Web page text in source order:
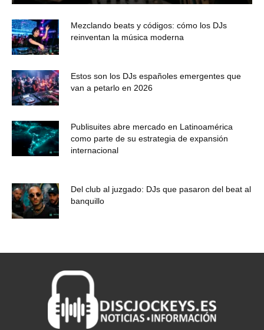
Mezclando beats y códigos: cómo los DJs
reinventan la música moderna
Estos son los DJs españoles emergentes que
van a petarlo en 2026
Publisuites abre mercado en Latinoamérica
como parte de su estrategia de expansión
internacional
Del club al juzgado: DJs que pasaron del beat al
banquillo